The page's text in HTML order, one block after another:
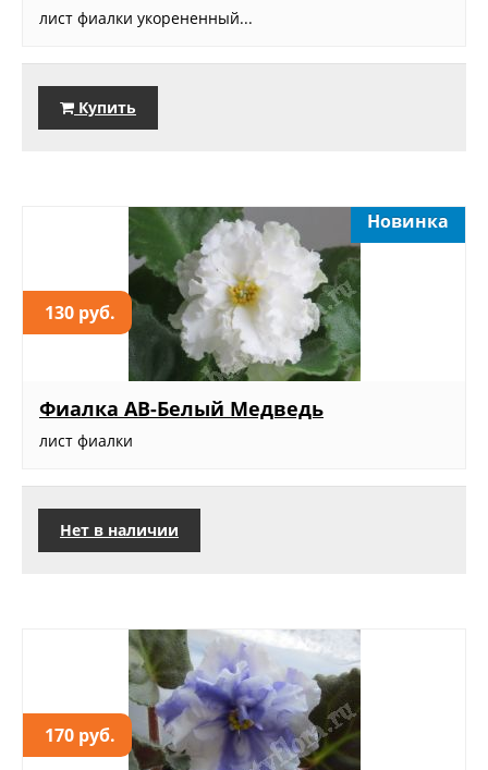
лист фиалки укорененный...
Купить
130 руб.
Новинка
Фиалка АВ-Белый Медведь
лист фиалки
Нет в наличии
170 руб.